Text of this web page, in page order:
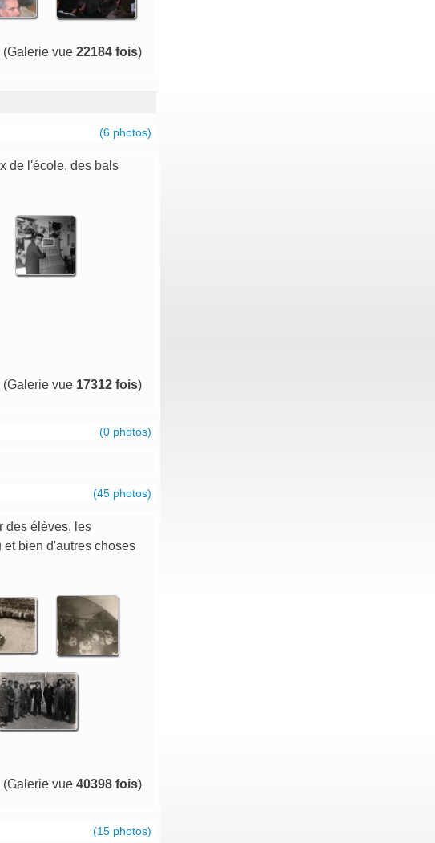
(Galerie vue 22184 fois)
(6 photos)
de l'école, des bals
(Galerie vue 17312 fois)
(0 photos)
(45 photos)
des élèves, les
et bien d'autres choses
(Galerie vue 40398 fois)
(15 photos)